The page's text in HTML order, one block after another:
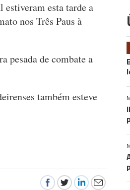
estiveram esta tarde a
nos Três Paus à
pesada de combate a
também esteve